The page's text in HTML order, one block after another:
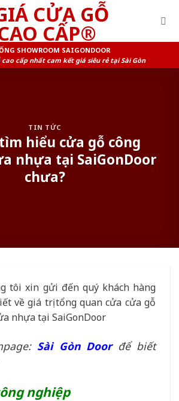
SHOWROOM SAIGONDOOR
cao cấp nhất cam kết giá siêu rẻ tại Sài Gòn
TIN TỨC
hiểu cửa gỗ công
nhựa tại SaiGonDoor
chưa?
tôi xin gửi đến quý khách hàng
về giá trị tổng quan cửa cửa gỗ
nhựa tại SaiGonDoor
Sài Gòn Door để biết
nghiệp